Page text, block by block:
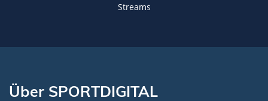
Streams
Über SPORTDIGITAL